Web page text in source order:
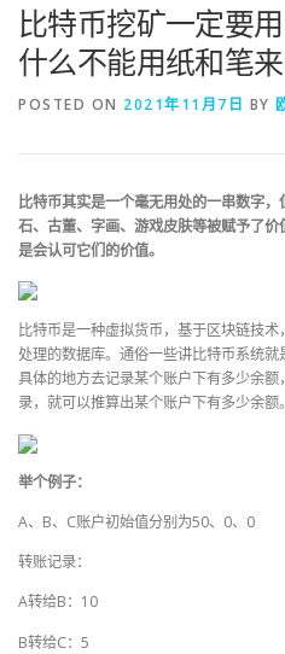
比特币挖矿一定要
什么不能用纸和笔来
POSTED ON 2021年11月7日 BY
比特币其实是一个毫无用处的一串数字
石、古董、字画、游戏皮肤等被赋予了
是会认可它们的价值。
比特币是一种虚拟货币，基于区块链技
处理的数据库。通俗一些讲比特币系统
具体的地方去记录某个账户下有多少余
录，就可以推算出某个账户下有多少余额。
举个例子：
A、B、C账户初始值分别为50、0、0
转账记录：
A转给B：10
B转给C：5